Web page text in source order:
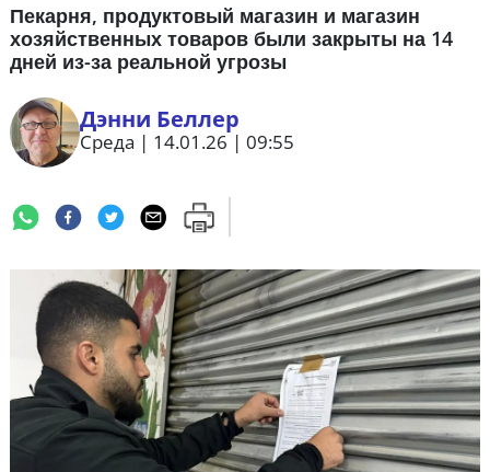
Пекарня, продуктовый магазин и магазин
хозяйственных товаров были закрыты на 14
дней из-за реальной угрозы
Дэнни Беллер
Среда | 14.01.26 | 09:55